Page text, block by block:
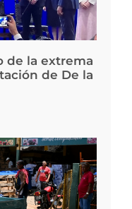
de la extrema
de De la